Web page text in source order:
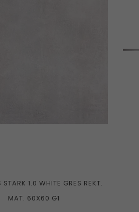
STARK 1.0 WHITE GRES REKT.
MAT. 60X60 G1